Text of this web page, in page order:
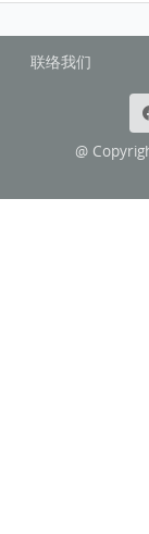
联络我们
@